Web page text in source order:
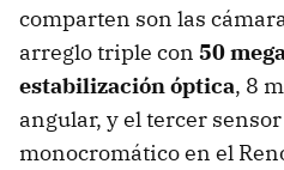
comparten son las
arreglo triple con 50
estabilización óptica, 8
angular, y el tercer
monocromático en el